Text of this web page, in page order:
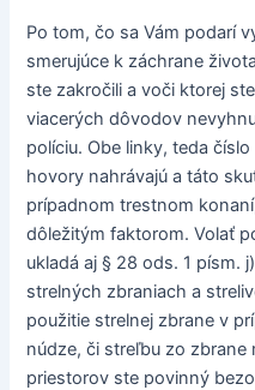
Po tom, čo sa Vám podarí
smerujúce k záchrane
ste zakročili a voči ktorej
viacerých dôvodov
políciu. Obe linky, teda
hovory nahrávajú a táto
prípadnom trestnom
dôležitým faktorom. Volať
ukladá aj § 28 ods. 1 písm.
strelných zbraniach a
použitie strelnej zbrane v
núdze, či streľbu zo zbrane
priestorov ste povinný